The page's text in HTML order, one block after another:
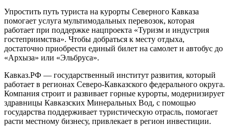
Упростить путь туриста на курорты Северного Кавказа
помогает услуга мультимодальных перевозок, которая
работает при поддержке нацпроекта «Туризм и индустрия
гостеприимства». Чтобы добраться к месту отдыха,
достаточно приобрести единый билет на самолет и автобус до
«Архыза» или «Эльбруса».
Кавказ.РФ — государственный институт развития, который
работает в регионах Северо-Кавказского федерального округа.
Компания строит и развивает горные курорты, модернизирует
здравницы Кавказских Минеральных Вод, с помощью
государства поддерживает туристическую отрасль, помогает
расти местному бизнесу, привлекает в регион инвестиции.